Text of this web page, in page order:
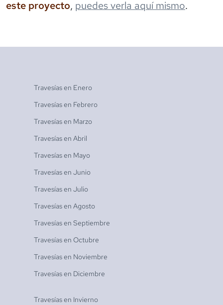
este proyecto, puedes verla aquí mismo.
Travesías en Enero
Travesías en Febrero
Travesías en Marzo
Travesías en Abril
Travesías en Mayo
Travesías en Junio
Travesías en Julio
Travesías en Agosto
Travesías en Septiembre
Travesías en Octubre
Travesías en Noviembre
Travesías en Diciembre
Travesías en Invierno